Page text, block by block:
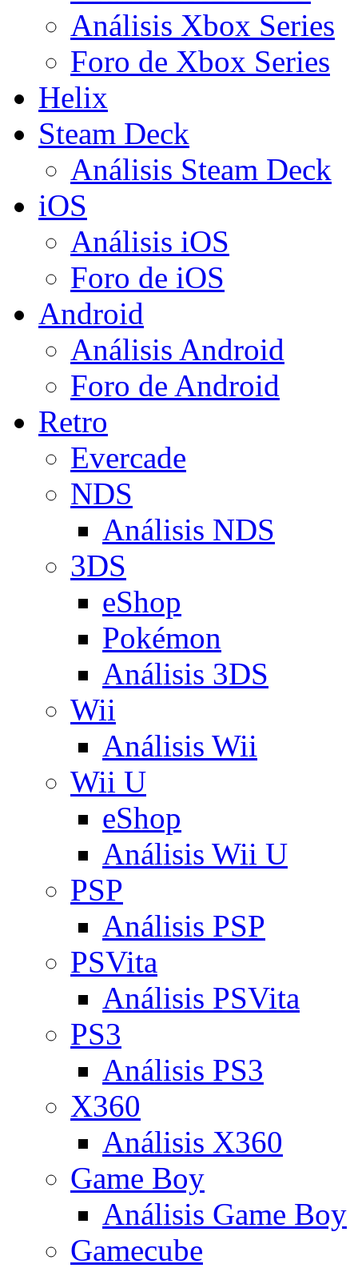
Análisis Xbox Series
Foro de Xbox Series
Helix
Steam Deck
Análisis Steam Deck
iOS
Análisis iOS
Foro de iOS
Android
Análisis Android
Foro de Android
Retro
Evercade
NDS
Análisis NDS
3DS
eShop
Pokémon
Análisis 3DS
Wii
Análisis Wii
Wii U
eShop
Análisis Wii U
PSP
Análisis PSP
PSVita
Análisis PSVita
PS3
Análisis PS3
X360
Análisis X360
Game Boy
Análisis Game Boy
Gamecube